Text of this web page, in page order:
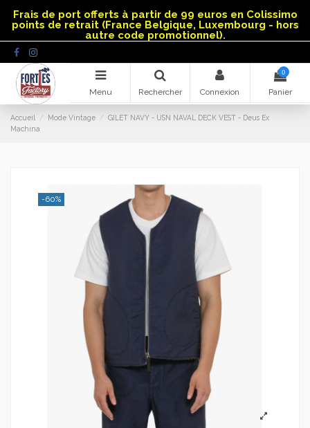
Frais de port offerts à partir de 99 euros en Colissimo
points de retrait (France Belgique, Luxembourg - hors
autre code promotionnel).
Menu Rechercher Connexion
0
Panier
Accueil Mode Vintage
GILET NAVY - USN NAVAL DECK VEST - Deus Ex
Machina
-60%